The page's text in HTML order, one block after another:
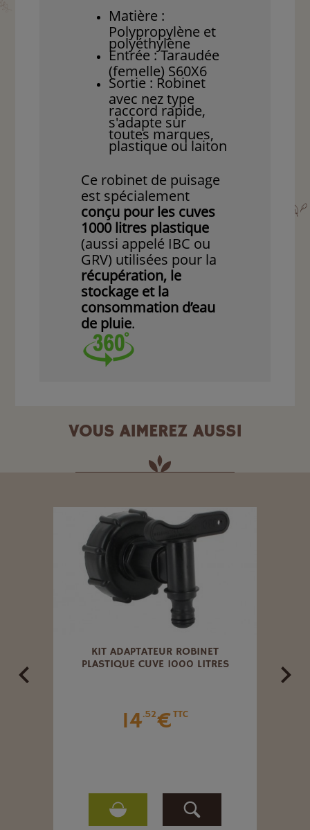
Matière :
Polypropylène et
polyéthylène
Entrée : Taraudée
(femelle) S60X6
Sortie : Robinet
avec nez type
raccord rapide,
s'adapte sur
toutes marques,
plastique ou laiton
Ce robinet de puisage
est spécialement
conçu pour les cuves
1000 litres plastique
(aussi appelé IBC ou
GRV) utilisées pour la
récupération, le
stockage et la
consommation d’eau
de pluie.
VOUS AIMEREZ AUSSI
Ø20
KIT ADAPTATEUR ROBINET
PLASTIQUE CUVE 1000 LITRES
14.52€TTC